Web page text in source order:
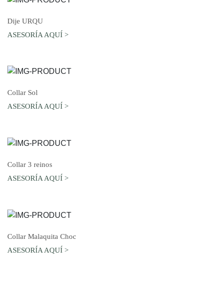
Dije URQU
ASESORÍA AQUÍ >
Collar Sol
ASESORÍA AQUÍ >
Collar 3 reinos
ASESORÍA AQUÍ >
Collar Malaquita Choc
ASESORÍA AQUÍ >